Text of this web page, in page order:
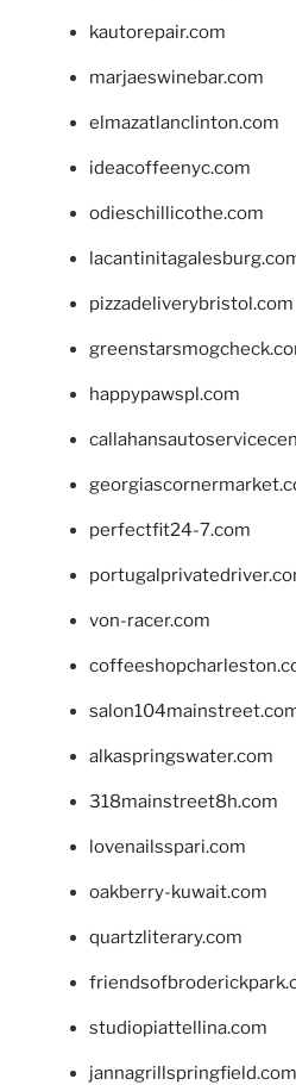
kautorepair.com
marjaeswinebar.com
elmazatlanclinton.com
ideacoffeenyc.com
odieschillicothe.com
pizzadeliverybristol.com
happypawspl.com
perfectfit24-7.com
von-racer.com
alkaspringswater.com
318mainstreet8h.com
lovenailsspari.com
oakberry-kuwait.com
quartzliterary.com
studiopiattellina.com
jannagrillspringfield.com